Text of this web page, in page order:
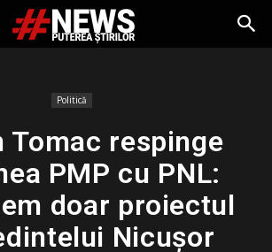
Politică
Tomac respinge
PMP cu PNL:
doar proiectul
Nicușor